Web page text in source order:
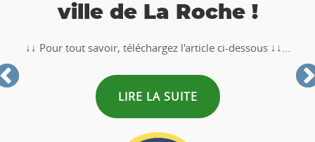
ville de La Roche !
↓↓ Pour tout savoir, téléchargez l'article ci-dessous ↓↓...
LIRE LA SUITE